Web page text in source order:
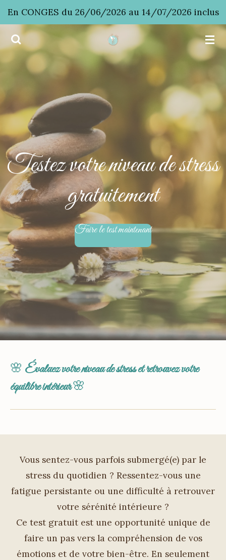
Passer
contenu
principal
En CONGES du 26/06/2026 au 14/07/2026 inclus
Testez votre niveau de stress
gratuitement
Faire le test maintenant
🌸 Évaluez votre niveau de stress et retrouvez votre
équilibre intérieur🌸
Vous sentez-vous parfois submergé(e) par le
stress du quotidien ? Ressentez-vous une
fatigue persistante ou une difficulté à retrouver
votre sérénité intérieure ?
Ce test gratuit est une opportunité unique de
faire un pas vers la compréhension de vos
émotions et de votre bien-être. En seulement